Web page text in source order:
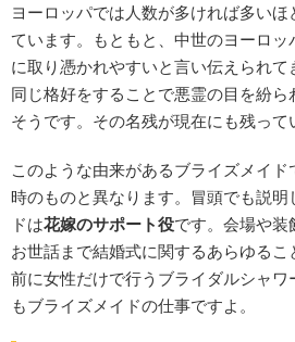
ヨーロッパでは人数が多ければ多い
ています。もともと、中世のヨーロ
に取り憑かれやすいと言い伝えられて
同じ格好をすることで悪霊の目を紛
そうです。その名残が現在にも残って
このような由来があるブライズメイ
時のものと異なります。冒頭でも説明
ドは花嫁のサポート役です。会場や
お世話まで結婚式に関するあらゆる
前に女性だけで行うブライダルシャ
もブライズメイドの仕事ですよ。